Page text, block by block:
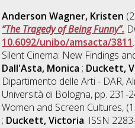
Anderson Wagner, Kristen
“The Tragedy of Being Funny”.
10.6092/unibo/amsacta/3811
Silent Cinema: New Findings
Dall'Asta, Monica ; Duckett,
Dipartimento delle Arti - DAR,
Università di Bologna, pp. 231-
Women and Screen Cultures,
; Duckett, Victoria. ISSN